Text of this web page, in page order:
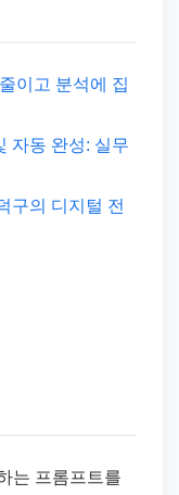
이고 분석에 집
자동 완성: 실무
구의 디지털 전
는 프롬프트를